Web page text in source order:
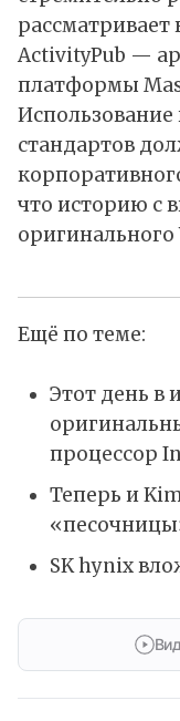
ActivityPub —
платформы
стандартов
что историю с
оригинального
Ещё по теме:
Этот день в
процессор
Теперь и
SK hynix